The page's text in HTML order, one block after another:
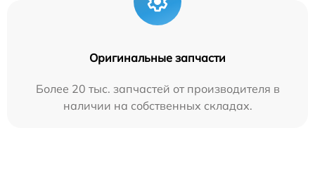
Оригинальные запчасти
Более 20 тыс. запчастей от производителя в
наличии на собственных складах.